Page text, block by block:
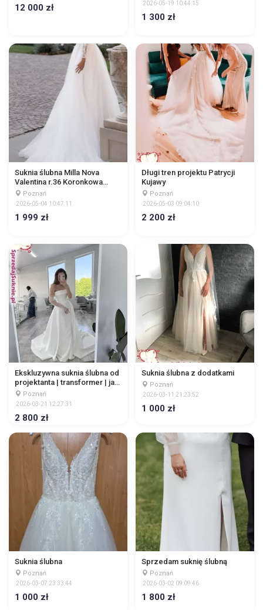
12 000 zł 2026-05-19 10:44:15
1 300 zł
Suknia ślubna Milla Nova
Valentina r.36 Koronkowa
haftowana 3D księżniczka
Poznań
2026-05-04 10:47:11
1 999 zł
Długi tren projektu Patrycji
Kujawy
Poznań
2026-05-03 09:04:10
2 200 zł
Ekskluzywna suknia ślubna od
projektanta | transformer | jak
nowaPoznań
2026-03-21 12:27:31
2 800 zł
Suknia ślubna z dodatkami
Poznań
2026-03-11 21:23:52
1 000 zł
Suknia ślubna
Poznań
2026-03-07 23:33:44
1 000 zł
Sprzedam suknię ślubną
Poznań
2026-03-02 09:09:46
1 800 zł